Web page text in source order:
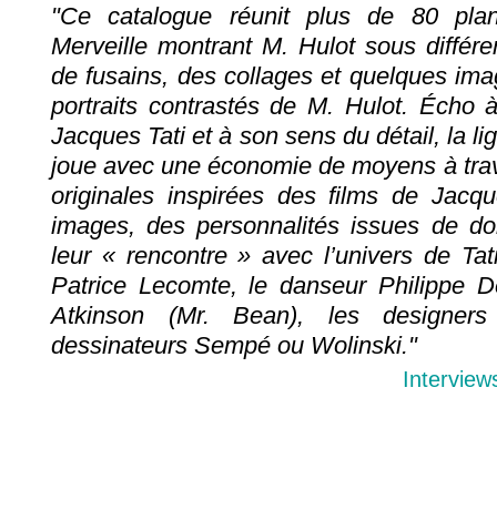
"Ce catalogue réunit plus de 80
Merveille montrant M. Hulot sous
de fusains, des collages et quelques
portraits contrastés de M. Hulot. Écho
Jacques Tati et à son sens du détail, la
joue avec une économie de moyens à
originales inspirées des films de
images, des personnalités issues de
leur « rencontre » avec l’univers de
Patrice Lecomte, le danseur Philippe
Atkinson (Mr. Bean), les
dessinateurs Sempé ou Wolinski."